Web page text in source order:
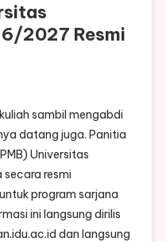
2027 Resmi
sambil mengabdi
datang juga. Panitia
Universitas
secara resmi
program sarjana
ini langsung dirilis
dan langsung